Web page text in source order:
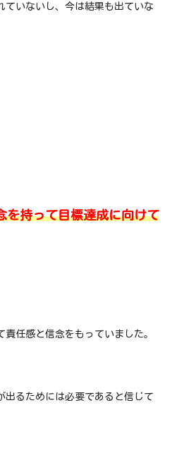
ていないし、今は結果も出ていな
を持って目標達成に向けて
任感と信念をもっていました。
出るためには必要であると信じて